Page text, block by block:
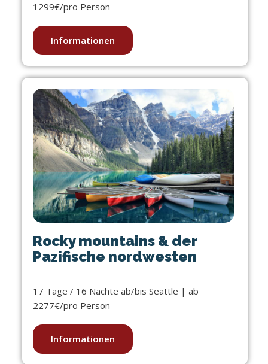
1299€/pro Person
Informationen
Rocky mountains & der
Pazifische nordwesten
17 Tage / 16 Nächte ab/bis Seattle | ab
2277€/pro Person
Informationen